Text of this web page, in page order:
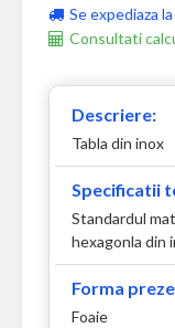
Se expediaza
Consultati
Descriere:
Tabla din inox
Specificatii
Standardul
hexagonla din
Forma
Foaie